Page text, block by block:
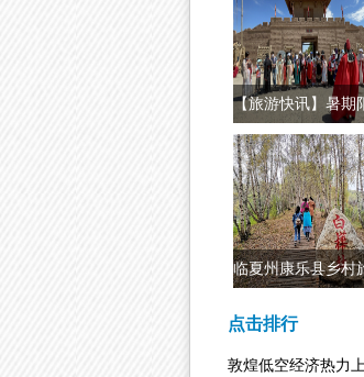
【旅游快讯】暑期
研学游热起
临夏州康乐县乡村
点击排行
敦煌低空经济热力